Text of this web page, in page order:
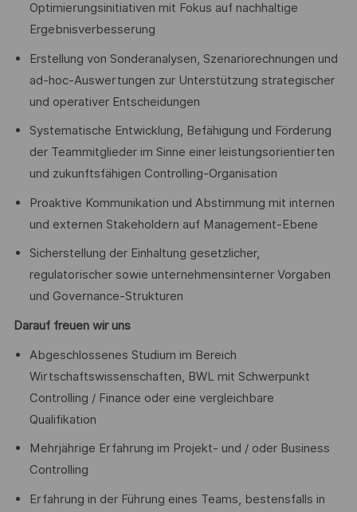
Optimierungsinitiativen mit Fokus auf nachhaltige
Ergebnisverbesserung
Erstellung von Sonderanalysen, Szenariorechnungen und
ad-hoc-Auswertungen zur Unterstützung strategischer
und operativer Entscheidungen
Systematische Entwicklung, Befähigung und Förderung
der Teammitglieder im Sinne einer leistungsorientierten
und zukunftsfähigen Controlling-Organisation
Proaktive Kommunikation und Abstimmung mit internen
und externen Stakeholdern auf Management-Ebene
Sicherstellung der Einhaltung gesetzlicher,
regulatorischer sowie unternehmensinterner Vorgaben
und Governance-Strukturen
Darauf freuen wir uns
Abgeschlossenes Studium im Bereich
Wirtschaftswissenschaften, BWL mit Schwerpunkt
Controlling / Finance oder eine vergleichbare
Qualifikation
Mehrjährige Erfahrung im Projekt- und / oder Business
Controlling
Erfahrung in der Führung eines Teams, bestensfalls in